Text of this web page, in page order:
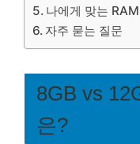
나에게 맞는
자주 묻는 질문
8GB vs
은?